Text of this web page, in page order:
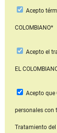
Acepto
COLOMBIANO*
Acepto el
EL
Acepto que
personales con
Tratamiento